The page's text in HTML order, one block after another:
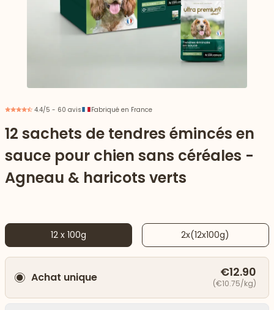
vers le bas
4.4/5 - 60 avis Fabriqué en France
12 sachets de tendres émincés en
sauce pour chien sans céréales -
Agneau & haricots verts
12 x 100g 2x(12x100g)
Achat unique €12.90
(€10.75/kg)